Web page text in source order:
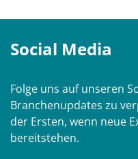
Social Media
Folge uns auf unseren
Branchenupdates zu
der Ersten, wenn neue
bereitstehen.